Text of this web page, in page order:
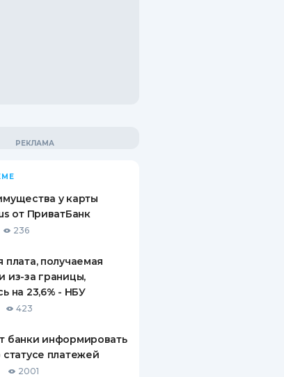
у карты
от ПриватБанк
236
плата, получаемая
из-за границы,
на 23,6% - НБУ
423
банки информировать
статусе платежей
2001